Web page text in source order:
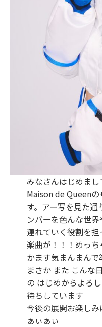
みなさんはじめまし
Maison de Queen
す。アー写を⾒た
ンバーを⾊んな世界
連れていく役割を
楽曲が！！！めっ
かます気まんまん
まさか また こんな
の はじめからよろ
待ちしています
今後の展開お楽しみ
ぁぃぁぃ